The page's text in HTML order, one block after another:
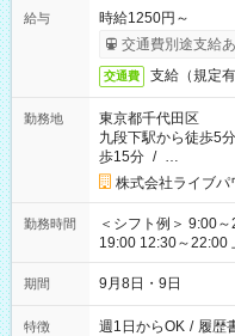
給与
時給1250円～
交通費別途支給
交通費 支給（規定有
勤務地
東京都千代田区
九段下駅から徒歩5分
歩15分 / …
株式会社ライブパ
勤務時間
＜シフト例＞ 9:00
19:00 12:30～22:00 上記の時間から好きな時間を選べます！ ※
時間は変更となる可
期間 9月8日・9日
特徴 週1日からOK / 履歴